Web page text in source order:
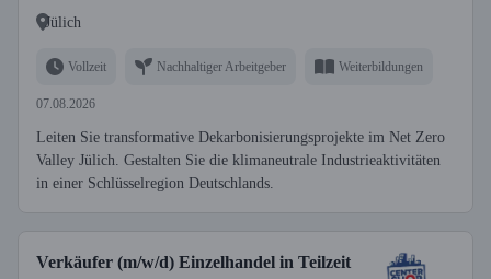
Jülich
Vollzeit Nachhaltiger Arbeitgeber Weiterbildungen
07.08.2026
Leiten Sie transformative Dekarbonisierungsprojekte im Net Zero
Valley Jülich. Gestalten Sie die klimaneutrale Industrieaktivitäten
in einer Schlüsselregion Deutschlands.
Verkäufer (m/w/d) Einzelhandel in Teilzeit